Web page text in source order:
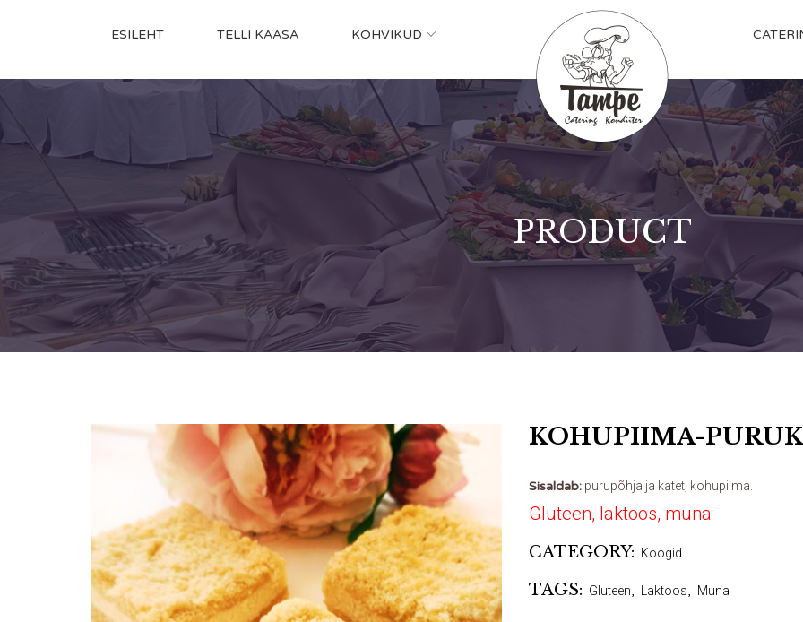
ESILEHT TELLI KAASA KOHVIKUD
PRODUCT
KOHUPIIMA-
Sisaldab:purupõhja ja katet, kohupiima.
Gluteen, laktoos, muna
CATEGORY: Koogid
TAGS: Gluteen, Laktoos, Muna